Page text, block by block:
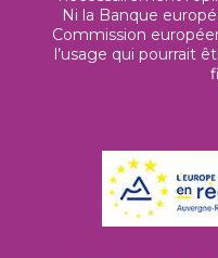
Ni la Banque
Commission
l’usage qui pourrait